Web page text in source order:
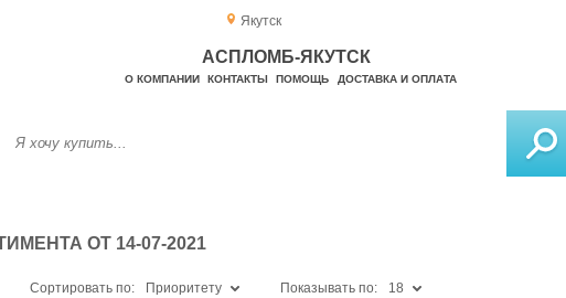
Якутск
АСПЛОМБ-ЯКУТСК
О КОМПАНИИ КОНТАКТЫ ПОМОЩЬ ДОСТАВКА И ОПЛАТА
ОТ 14-07-2021
Сортировать по: Приоритету Показывать по: 18